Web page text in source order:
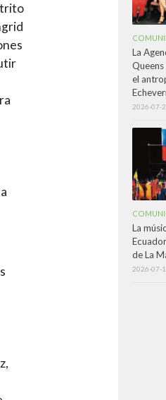
La
el
2026-07-
La
de La
2026-07-